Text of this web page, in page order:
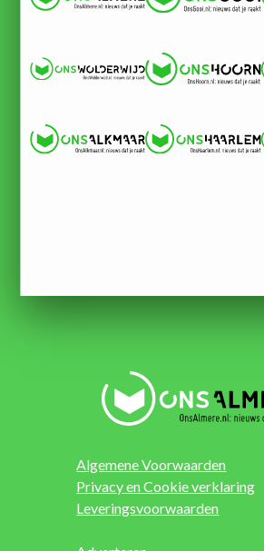
Algemene Voorwaarden
Privacy en Cookie verklaring
Leveringsvoorwaarden